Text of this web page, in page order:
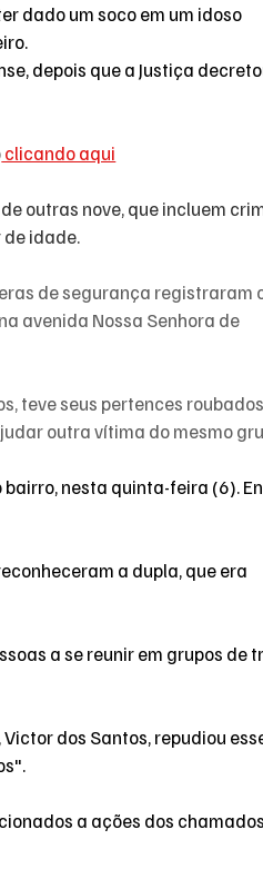
dado um soco em um idoso
depois que a Justiça
clicando aqui
outras nove, que incluem
de idade.
de segurança registraram
avenida Nossa Senhora de
teve seus pertences
outra vítima do mesmo
bairro, nesta quinta-feira (6).
a dupla, que era
a se reunir em grupos de
dos Santos, repudiou
a ações dos